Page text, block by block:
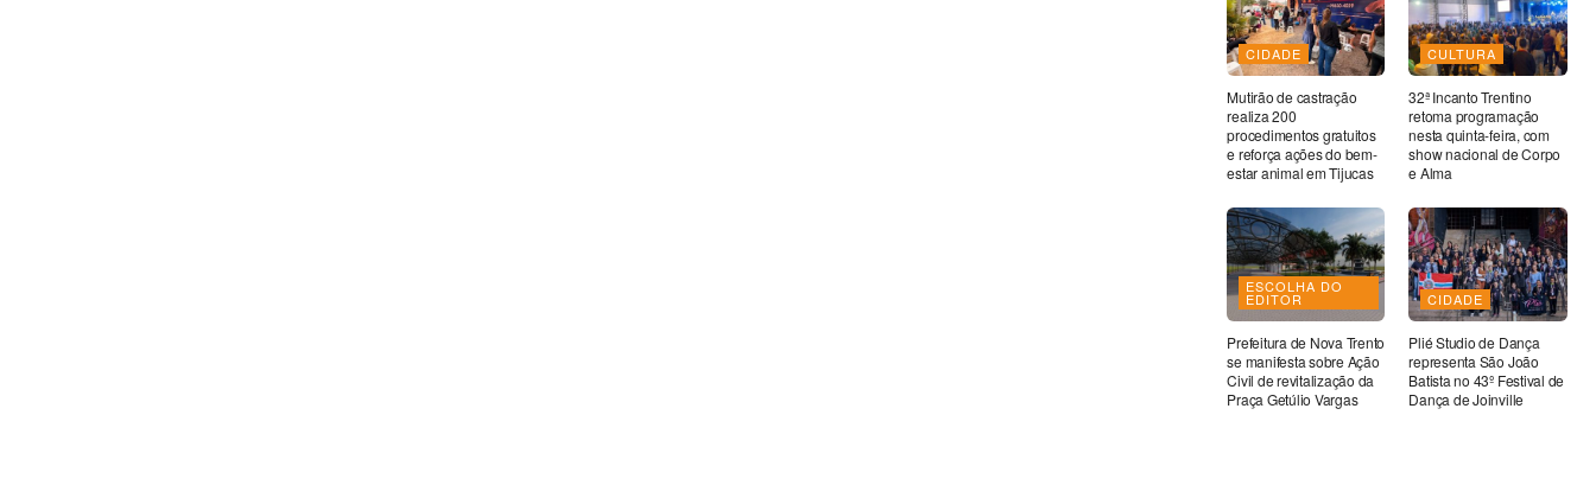
CIDADE
Mutirão de castração
realiza 200
procedimentos gratuitos
e reforça ações do bem-
estar animal em Tijucas
CULTURA
32ª Incanto Trentino
retoma programação
nesta quinta-feira, com
show nacional de Corpo
e Alma
ESCOLHA DO
EDITOR
Prefeitura de Nova Trento
se manifesta sobre Ação
Civil de revitalização da
Praça Getúlio Vargas
CIDADE
Plié Studio de Dança
representa São João
Batista no 43º Festival de
Dança de Joinville